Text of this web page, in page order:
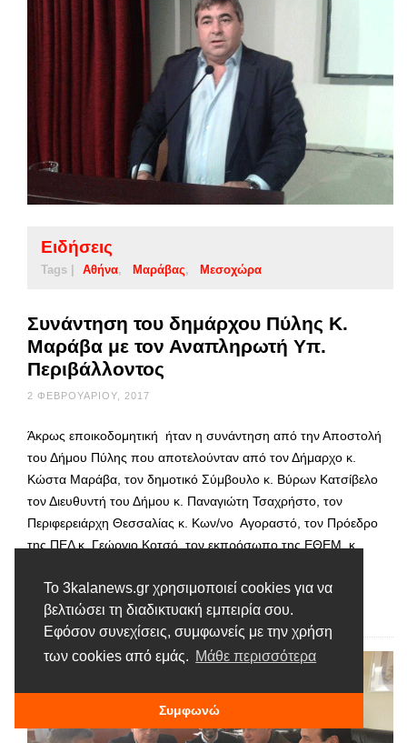
Το 3kalanews.gr χρησιμοποιεί cookies για να
βελτιώσει τη διαδικτυακή εμπειρία σου.
Εφόσον συνεχίσεις, συμφωνείς με την χρήση
των cookies από εμάς. Μάθε περισσότερα
Συμφωνώ
Ειδήσεις
Tags | Αθήνα Μαράβας Μεσοχώρα
Συνάντηση του δημάρχου Πύλης Κ.
Μαράβα με τον Αναπληρωτή Υπ.
Περιβάλλοντος
2 ΦΕΒΡΟΥΑΡΊΟΥ, 2017
Άκρως εποικοδομητική ήταν η συνάντηση από την Αποστολή
του Δήμου Πύλης που αποτελούνταν από τον Δήμαρχο κ.
Κώστα Μαράβα, τον δημοτικό Σύμβουλο κ. Βύρων Κατσίβελο
τον Διευθυντή του Δήμου κ. Παναγιώτη Τσαχρήστο, τον
Περιφερειάρχη Θεσσαλίας κ. Κων/νο Αγοραστό, τον Πρόεδρο
της ΠΕΔ κ. Γεώργιο Κοτσό, τον εκπρόσωπο της ΕΘΕΜ, κ.
Διαβάστε περισσότερα